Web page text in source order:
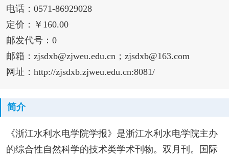
电话：0571-86929028
定价：￥160.00
邮发代号：0
邮箱：zjsdxb@zjweu.edu.cn；zjsdxb@163.com
网址：http://zjsdxb.zjweu.edu.cn:8081/
简介
《浙江水利水电学院学报》是浙江水利水电学院主办
的综合性自然科学的技术类学术刊物。双月刊。国际